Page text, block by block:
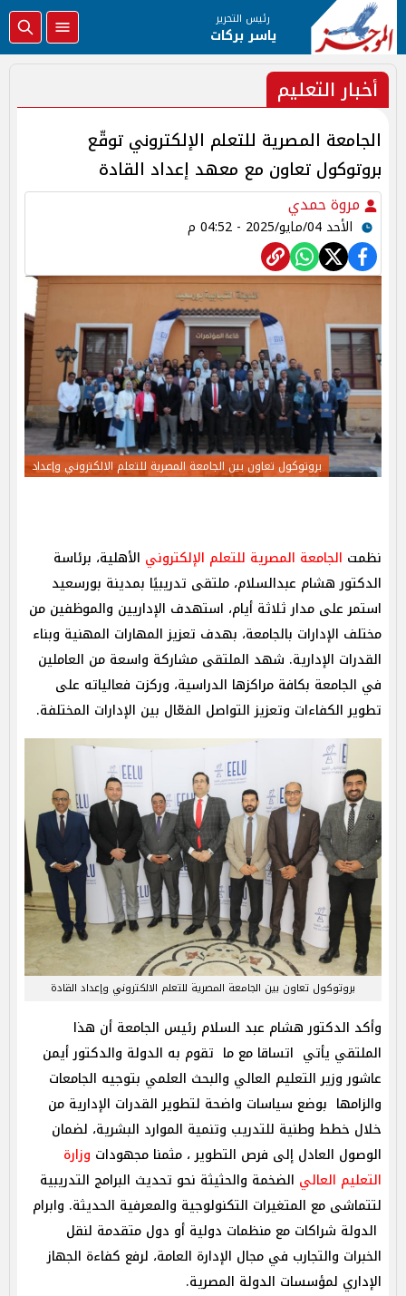
رئيس التحرير
ياسر بركات
أخبار التعليم
الجامعة المصرية للتعلم الإلكتروني توقّع
بروتوكول تعاون مع معهد إعداد القادة
مروة حمدي
الأحد 04/مايو/2025 - 04:52 م
بروتوكول تعاون بين الجامعة المصرية للتعلم الالكتروني وإعداد
نظمت الجامعة المصرية للتعلم الإلكتروني الأهلية، برئاسة
الدكتور هشام عبدالسلام، ملتقى تدريبيًا بمدينة بورسعيد
استمر على مدار ثلاثة أيام، استهدف الإداريين والموظفين من
مختلف الإدارات بالجامعة، بهدف تعزيز المهارات المهنية وبناء
القدرات الإدارية. شهد الملتقى مشاركة واسعة من العاملين
في الجامعة بكافة مراكزها الدراسية، وركزت فعالياته على
تطوير الكفاءات وتعزيز التواصل الفعّال بين الإدارات المختلفة.
بروتوكول تعاون بين الجامعة المصرية للتعلم الالكتروني وإعداد القادة
وأكد الدكتور هشام عبد السلام رئيس الجامعة أن هذا
الملتقي يأتي اتساقا مع ما تقوم به الدولة والدكتور أيمن
عاشور وزير التعليم العالي والبحث العلمي بتوجيه الجامعات
والزامها بوضع سياسات واضحة لتطوير القدرات الإدارية من
خلال خطط وطنية للتدريب وتنمية الموارد البشرية، لضمان
الوصول العادل إلى فرص التطوير ، مثمنا مجهودات وزارة
التعليم العالي الضخمة والحثيثة نحو تحديث البرامج التدريبية
لتتماشى مع المتغيرات التكنولوجية والمعرفية الحديثة. وابرام
الدولة شراكات مع منظمات دولية أو دول متقدمة لنقل
الخبرات والتجارب في مجال الإدارة العامة، لرفع كفاءة الجهاز
الإداري لمؤسسات الدولة المصرية.